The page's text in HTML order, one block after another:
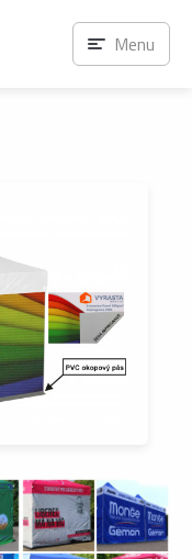
Menu